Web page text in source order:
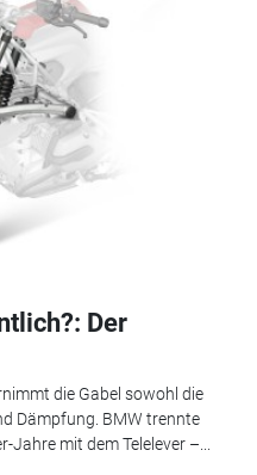
Der
die Gabel sowohl die
Dämpfung. BMW trennte
mit dem Telelever –...